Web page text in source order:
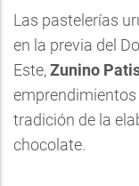
Las pastelerías
en la previa del
Este,Zunino
tradición de la
chocolate.